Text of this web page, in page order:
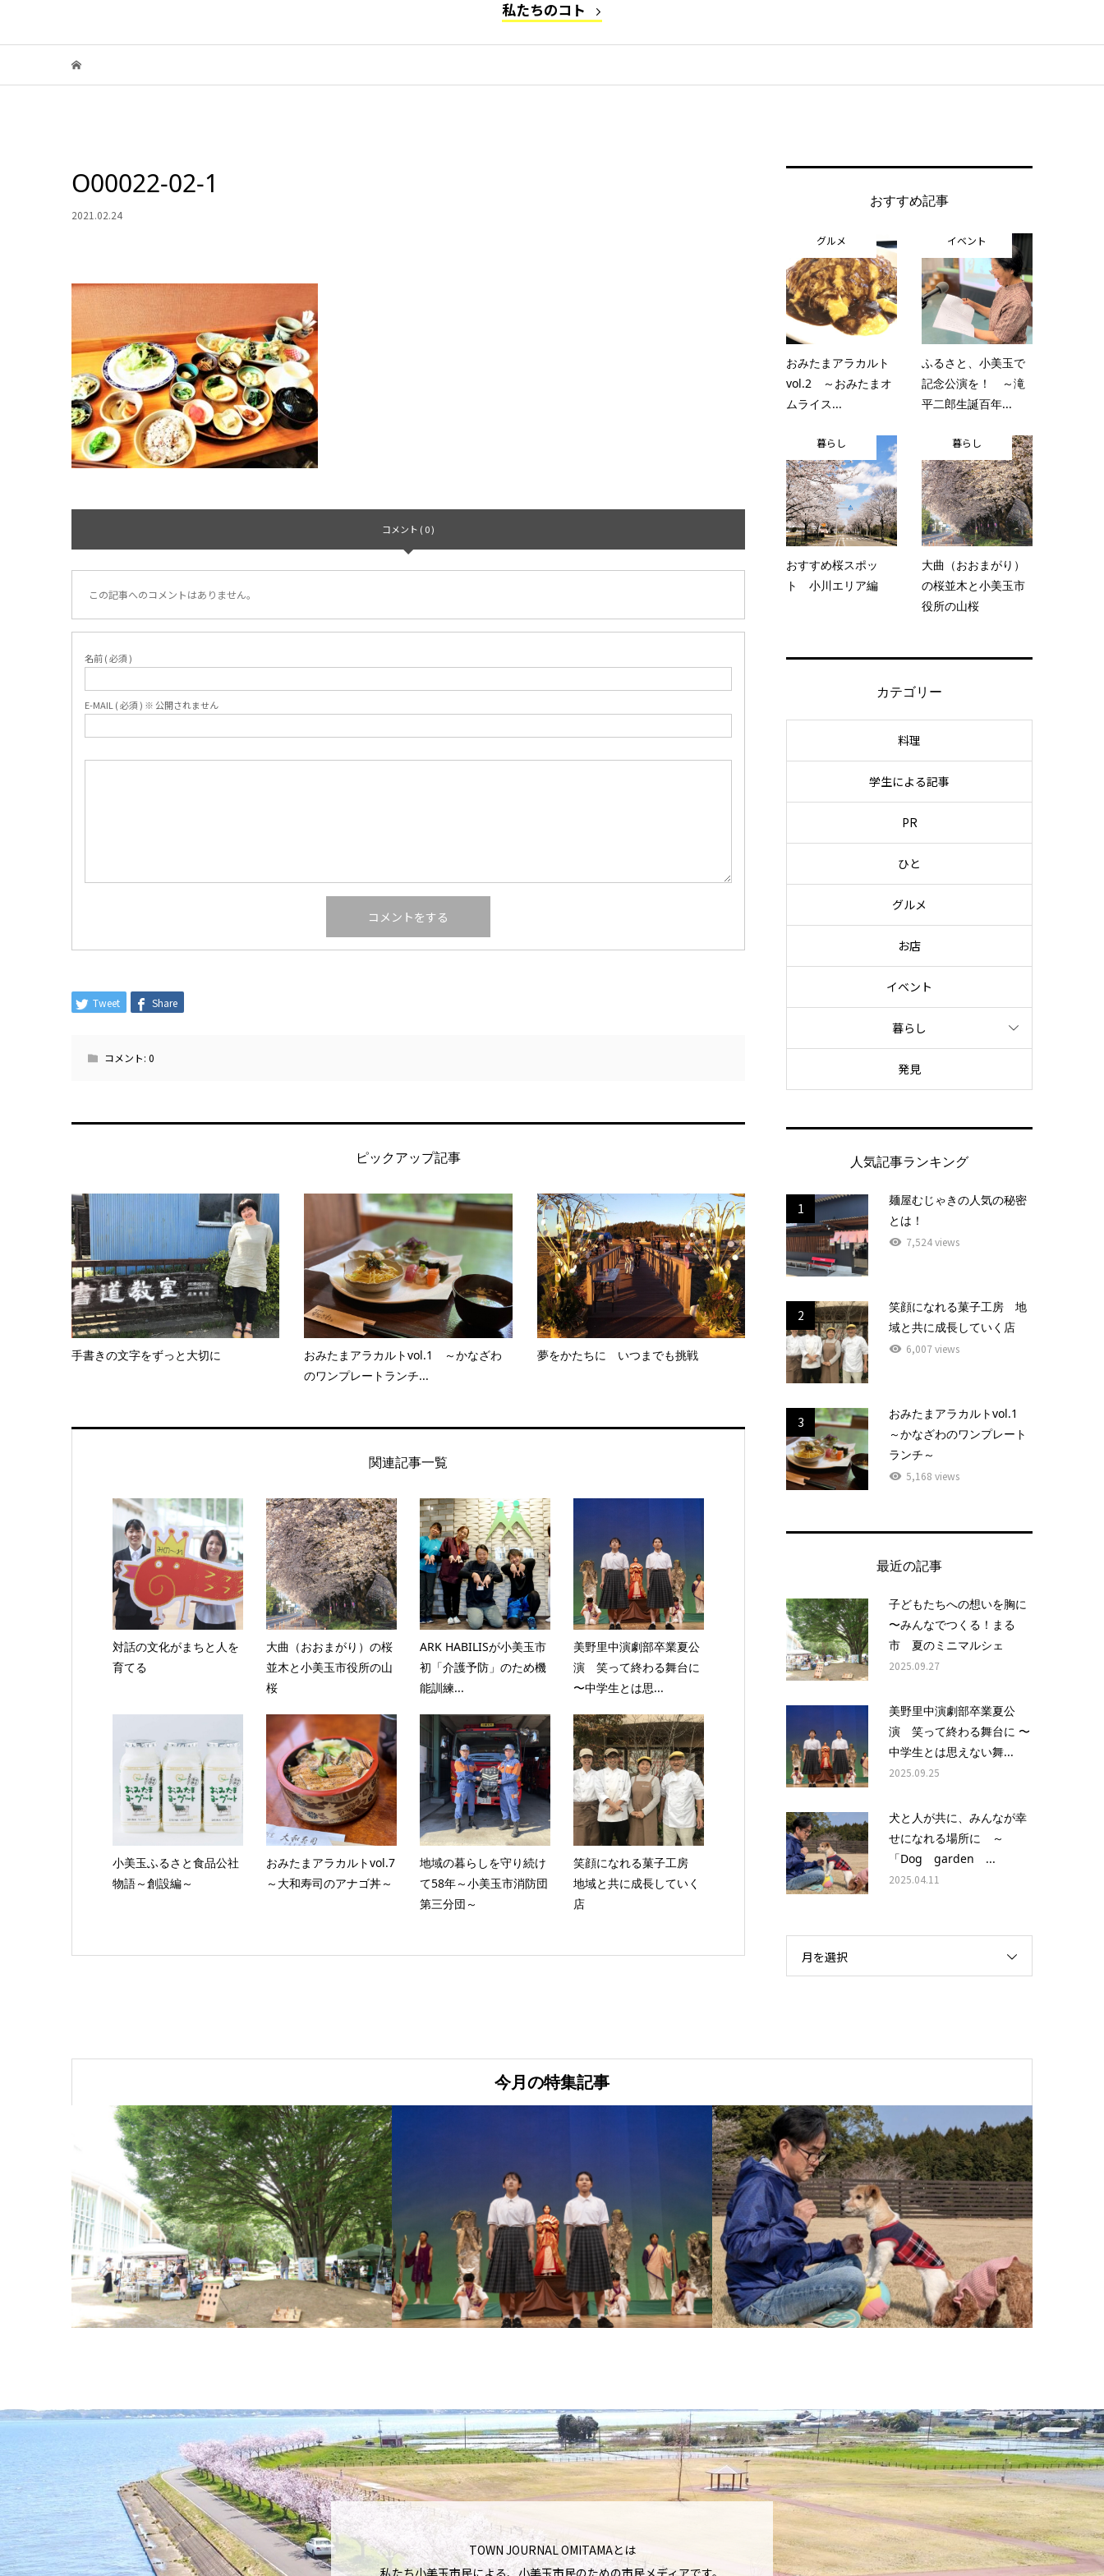
私たちのコト
O00022-02-1
2021.02.24
コメント ( 0 )
この記事へのコメントはありません。
名前 ( 必須 )
E-MAIL ( 必須 ) ※ 公開されません
Tweet Share
コメント: 0
ピックアップ記事
手書きの文字をずっと大切に
おみたまアラカルトvol.1 ～かなざわ
のワンプレートランチ...
夢をかたちに いつまでも挑戦
関連記事一覧
対話の文化がまちと人を
育てる
大曲（おおまがり）の桜
並木と小美玉市役所の山
桜
ARK HABILISが小美玉市
初「介護予防」のため機
能訓練...
美野里中演劇部卒業夏公
演 笑って終わる舞台に
〜中学生とは思...
小美玉ふるさと食品公社
物語～創設編～
おみたまアラカルトvol.7
～大和寿司のアナゴ丼～
地域の暮らしを守り続け
て58年～小美玉市消防団
第三分団～
笑顔になれる菓子工房
地域と共に成長していく
店
おすすめ記事
グルメ
おみたまアラカルト
vol.2 ～おみたまオ
ムライス...
イベント
ふるさと、小美玉で
記念公演を！ ～滝
平二郎生誕百年...
暮らし
おすすめ桜スポッ
ト 小川エリア編
暮らし
大曲（おおまがり）
の桜並木と小美玉市
役所の山桜
カテゴリー
料理
学生による記事
PR
ひと
グルメ
お店
イベント
暮らし
発見
人気記事ランキング
1
麺屋むじゃきの人気の秘密
とは！
7,524 views
2
笑顔になれる菓子工房 地
域と共に成長していく店
6,007 views
3
おみたまアラカルトvol.1
～かなざわのワンプレート
ランチ～
5,168 views
最近の記事
子どもたちへの想いを胸に
〜みんなでつくる！まる
市 夏のミニマルシェ
2025.09.27
美野里中演劇部卒業夏公
演 笑って終わる舞台に 〜
中学生とは思えない舞...
2025.09.25
犬と人が共に、みんなが幸
せになれる場所に ～
「Dog garden ...
2025.04.11
月を選択
今月の特集記事
TOWN JOURNAL OMITAMAとは